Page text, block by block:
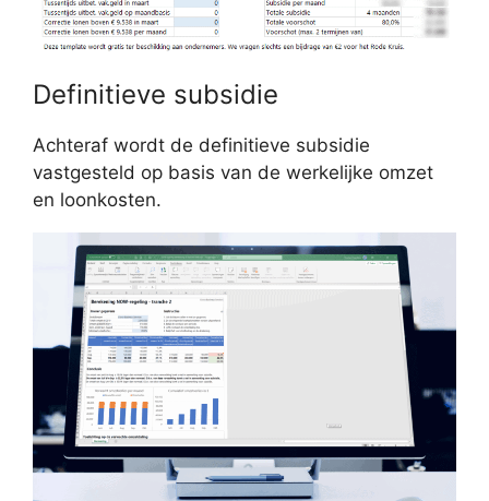
Definitieve subsidie
Achteraf wordt de definitieve subsidie
vastgesteld op basis van de werkelijke omzet
en loonkosten.